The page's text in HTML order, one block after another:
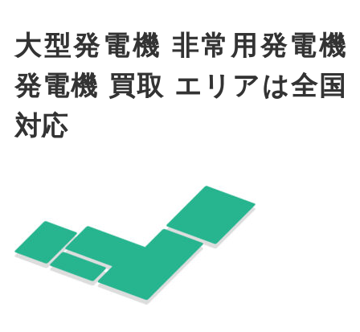
大型発電機 非常用発電機
発電機 買取 エリアは全国
対応